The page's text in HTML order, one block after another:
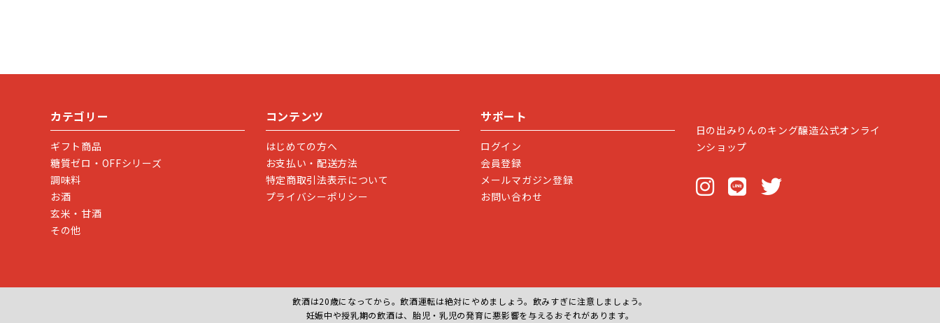
カテゴリー
ギフト商品
糖質ゼロ・OFFシリーズ
調味料
お酒
玄米・甘酒
その他
コンテンツ
はじめての方へ
お支払い・配送方法
特定商取引法表示について
プライバシーポリシー
サポート
ログイン
会員登録
メールマガジン登録
お問い合わせ
日の出みりんのキング醸造公式オンライ
ンショップ
飲酒は20歳になってから。飲酒運転は絶対にやめましょう。飲みすぎに注意しましょう。
妊娠中や授乳期の飲酒は、胎児・乳児の発育に悪影響を与えるおそれがあります。